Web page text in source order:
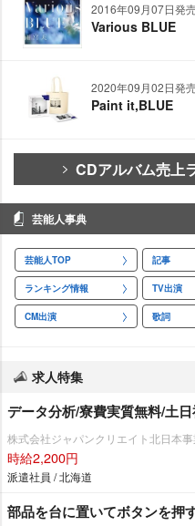
2016年09月07日発
Various BLUE
2020年09月02日発
Paint it,BLUE
CDアルバム売上
芸能人事典
芸能人TOP 記事
ランキング情報 TV出演
CM出演 歌詞
求人特集
データ分析/寮費実質無料/土
株式会社ジャパンクリエイト北日本
時給2,200円
派遣社員 / 北海道
部品を台に置いてボタンを押